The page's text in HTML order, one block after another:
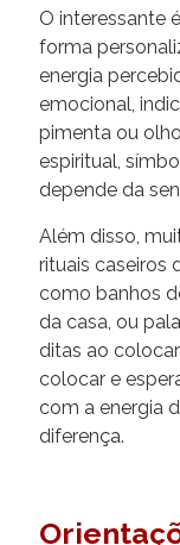
O interessante
forma
energia
emocional,
pimenta ou
espiritual,
depende da
Além disso,
rituais caseiros
como banhos
da casa, ou
ditas ao
colocar e
com a energia
diferença.